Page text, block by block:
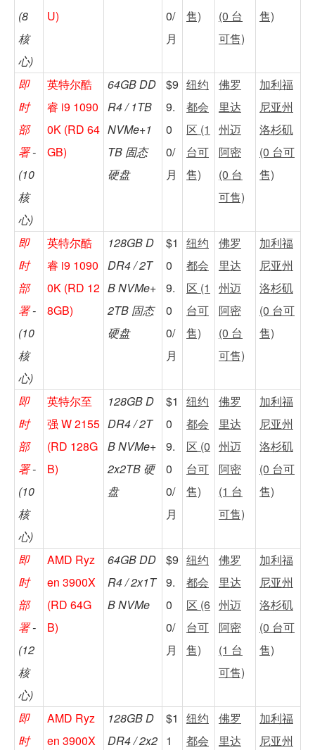
(8
核
心)
U)
0/
月
售)
(0 台
可售)
售)
即
时
部
署-
(10
核
心)
英特尔酷
睿 i9 1090
0K (RD 64
GB)
64GB DD
R4 / 1TB
NVMe+1
TB 固态
硬盘
$9
9.
0
0/
月
纽约
都会
区 (1
台可
售)
佛罗
里达
州迈
阿密
(0 台
可售)
加利福
尼亚州
洛杉矶
(0 台可
售)
即
时
部
署-
(10
核
心)
英特尔酷
睿 i9 1090
0K (RD 12
8GB)
128GB D
DR4 / 2T
B NVMe+
2TB 固态
硬盘
$1
0
9.
0
0/
月
纽约
都会
区 (1
台可
售)
佛罗
里达
州迈
阿密
(0 台
可售)
加利福
尼亚州
洛杉矶
(0 台可
售)
即
时
部
署-
(10
核
心)
英特尔至
强 W 2155
(RD 128G
B)
128GB D
DR4 / 2T
B NVMe+
2x2TB 硬
盘
$1
0
9.
0
0/
月
纽约
都会
区 (0
台可
售)
佛罗
里达
州迈
阿密
(1 台
可售)
加利福
尼亚州
洛杉矶
(0 台可
售)
即
时
部
署-
(12
核
心)
AMD Ryz
en 3900X
(RD 64G
B)
64GB DD
R4 / 2x1T
B NVMe
$9
9.
0
0/
月
纽约
都会
区 (6
台可
售)
佛罗
里达
州迈
阿密
(1 台
可售)
加利福
尼亚州
洛杉矶
(0 台可
售)
即
时
AMD Ryz
en 3900X
128GB D
DR4 / 2x2
$1
1
纽约
都会
佛罗
里达
加利福
尼亚州